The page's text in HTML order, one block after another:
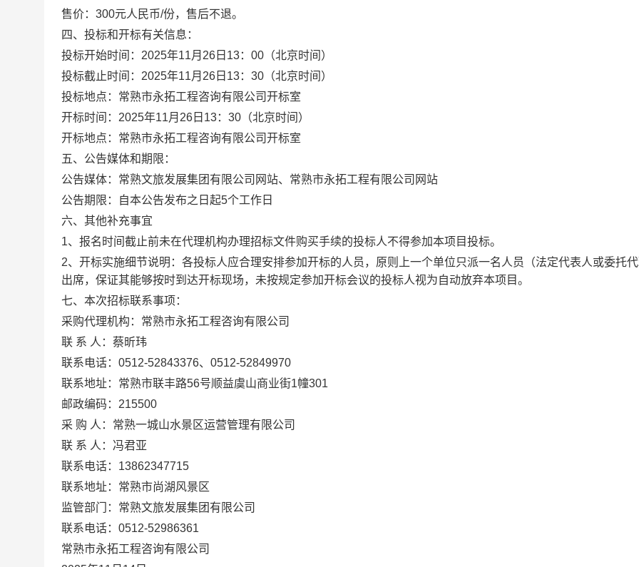
售价： 300元人民币/份，售后不退。
四、投标和开标有关信息：
投标开始时间： 2025年11月 26 日 13： 00 （北京时间）
投标截止时间： 2025年11月 26 日 13： 30 （北京时间）
投标地点 ：常熟市永拓工程咨询有限公司开标室
开标时间： 2025年11月 26 日 13： 30 （北京时间）
开标地点： 常熟市永拓工程咨询有限公司开标室
五、公告媒体和期限：
公告媒体： 常熟文旅发展集团有限公司网站、常熟市永拓工程有限公司网站
公告期限：自本公告发布之日起5个工作日
六、其他补充事宜
1、 报名 时间截止前未在代理机构办理招标文件购买手续的投标人不得参加本项目投标。
2、开标实施细节说明：各投标人应合理安排参加开标的人员，原则上一个单位只派一名人员（法定代表人或委托
出席，保证其能够按时到达开标现场，未按规定参加开标会议的投标人视为自动放弃本项目。
七、本次招标联系事项：
采购代理机构：常熟市永拓工程咨询有限公司
联 系 人：蔡昕玮
联系电话： 0512-52843376、 0512-52849970
联系地址：常熟市联丰路56号顺益虞山商业街1幢301
邮政编码： 215500
采 购 人： 常熟一城山水景区运营管理有限公司
联 系 人： 冯君亚
联系电话： 13862347715
联系地址：常熟市尚湖风景区
监管部门：常熟文旅发展集团有限公司
联系电话： 0512-52986361
常熟市永拓工程咨询有限公司